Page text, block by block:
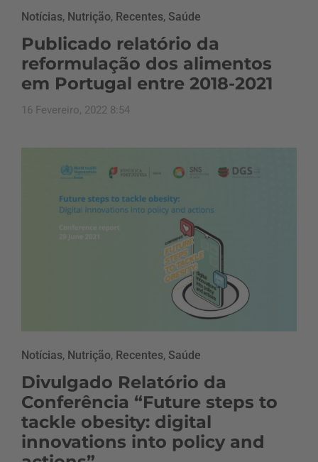
Notícias, Nutrição, Recentes, Saúde
Publicado relatório da
reformulação dos alimentos
em Portugal entre 2018-2021
16 Fevereiro, 2022 8:54
Notícias, Nutrição, Recentes, Saúde
Divulgado Relatório da
Conferência “Future steps to
tackle obesity: digital
innovations into policy and